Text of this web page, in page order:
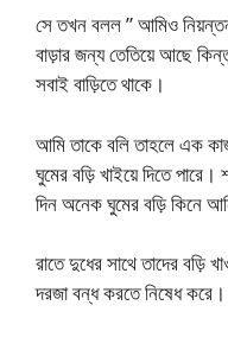
সে তখন বলল ” আমিও
বাড়ার জন্য তেতিয়ে আছে
সবাই বাড়িতে থাকে।
আমি তাকে বলি তাহলে এক
ঘুমের বড়ি খাইয়ে দিতে
দিন অনেক ঘুমের বড়ি কিনে
রাতে দুধের সাথে তাদের বড়ি
দরজা বন্ধ করতে নিষেধ করে।